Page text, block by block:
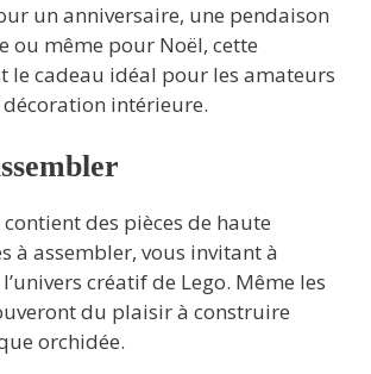
un anniversaire, une pendaison
ou même pour Noël, cette
le cadeau idéal pour les amateurs
décoration intérieure.
des pièces de haute
à assembler, vous invitant à
créatif de Lego. Même les
du plaisir à construire
orchidée.